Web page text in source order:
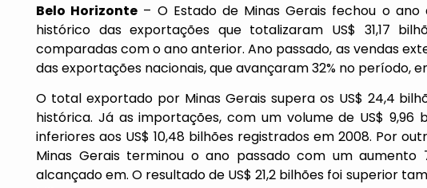
Belo Horizonte – O Estado de Minas Gerais fechou o
histórico das exportações que totalizaram US$ 31,17
comparadas com o ano anterior. Ano passado, as vendas
das exportações nacionais, que avançaram 32% no período,
O total exportado por Minas Gerais supera os US$ 24,4
histórica. Já as importações, com um volume de US$ 9,96
inferiores aos US$ 10,48 bilhões registrados em 2008. Por
Minas Gerais terminou o ano passado com um
alcançado em. O resultado de US$ 21,2 bilhões foi superior